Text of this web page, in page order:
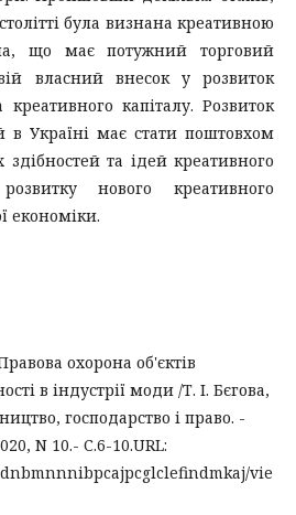
була визнана креативною
що має потужний торговий
власний внесок у розвиток
капіталу. Розвиток
в Україні має стати поштовхом
здібностей та ідей креативного
нового креативного
економіки.
охорона об'єктів
в індустрії моди /Т. І. Бєгова,
господарство і право. -
N 10.- С.6-10.URL:
vie